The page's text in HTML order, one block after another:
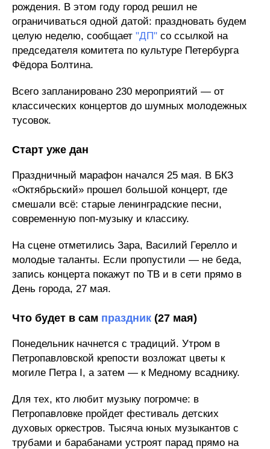
рождения. В этом году город решил не
ограничиваться одной датой: праздновать будем
целую неделю, сообщает "ДП" со ссылкой на
председателя комитета по культуре Петербурга
Фёдора Болтина.
Всего запланировано 230 мероприятий — от
классических концертов до шумных молодежных
тусовок.
Старт уже дан
Праздничный марафон начался 25 мая. В БКЗ
«Октябрьский» прошел большой концерт, где
смешали всё: старые ленинградские песни,
современную поп-музыку и классику.
На сцене отметились Зара, Василий Герелло и
молодые таланты. Если пропустили — не беда,
запись концерта покажут по ТВ и в сети прямо в
День города, 27 мая.
Что будет в сам праздник (27 мая)
Понедельник начнется с традиций. Утром в
Петропавловской крепости возложат цветы к
могиле Петра I, а затем — к Медному всаднику.
Для тех, кто любит музыку погромче: в
Петропавловке пройдет фестиваль детских
духовых оркестров. Тысяча юных музыкантов с
трубами и барабанами устроят парад прямо на